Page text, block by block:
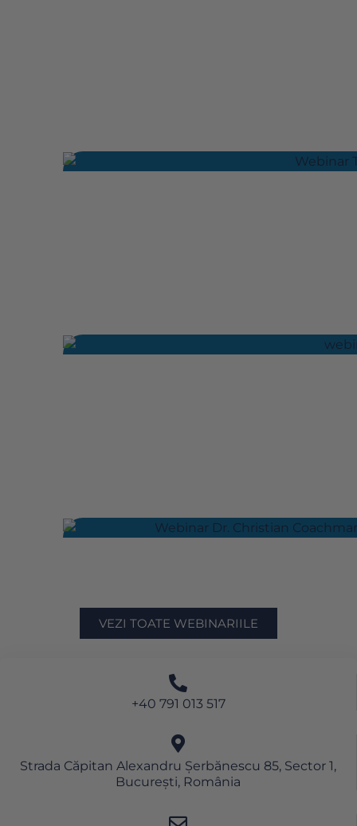
VEZI TOATE WEBINARIILE
+40 791 013 517
Strada Căpitan Alexandru Șerbănescu 85, Sector 1,
București, România